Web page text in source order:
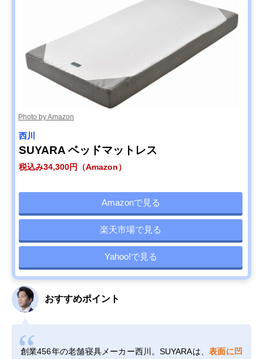
Photo by Amazon
西川
SUYARA ベッドマットレス
税込み34,300円（Amazon）
Amazonで見る
楽天市場で見る
Yahoo!で見る
おすすめポイント
創業456年の老舗寝具メーカー西川。SUYARAは、表面に凹